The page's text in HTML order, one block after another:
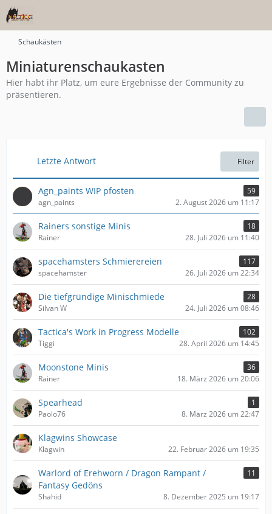
Schaukästen
Miniaturenschaukasten
Hier habt ihr Platz, um eure Ergebnisse der Community zu
präsentieren.
Letzte Antwort Filter
Agn_paints WIP pfosten
59
agn_paints
2. August 2026 um 11:17
Rainers sonstige Minis
18
Rainer
28. Juli 2026 um 11:40
spacehamsters Schmierereien
117
spacehamster
26. Juli 2026 um 22:34
Die tiefgründige Minischmiede
28
Silvan W
24. Juli 2026 um 08:46
Tactica's Work in Progress Modelle
102
Tiggi
28. April 2026 um 14:45
Moonstone Minis
36
Rainer
18. März 2026 um 20:06
Spearhead
1
Paolo76
8. März 2026 um 22:47
Klagwins Showcase
Klagwin 22. Februar 2026 um 19:35
Warlord of Erehworn / Dragon Rampant /
Fantasy Gedöns
11
Shahid 8. Dezember 2025 um 19:17